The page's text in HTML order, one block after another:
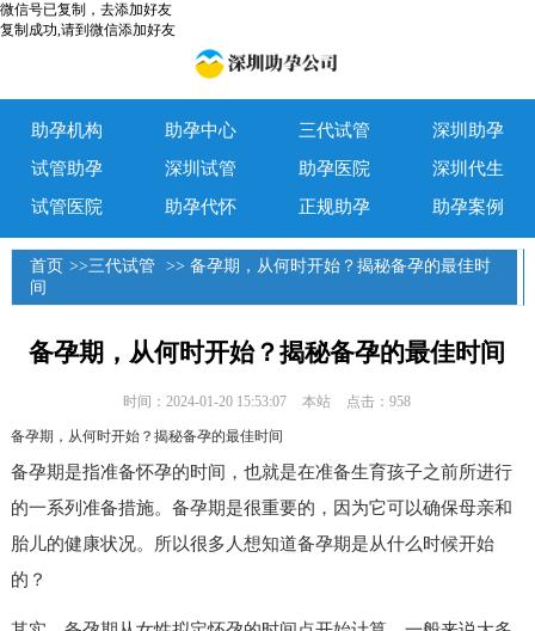
微信号已复制，去添加好友
复制成功,请到微信添加好友
助孕机构 助孕中心 三代试管
深圳助孕
试管助孕
深圳试管 助孕医院
深圳代生
试管医院
助孕代怀 正规助孕 助孕案例
首页 >>三代试管
>> 备孕期，从何时开始？揭秘备孕的最佳时
间
备孕期，从何时开始？揭秘备孕的最佳时间
时间：2024-01-20 15:53:07 本站 点击：958
备孕期，从何时开始？揭秘备孕的最佳时间
备孕期是指准备怀孕的时间，也就是在准备生育孩子之前所进行
的一系列准备措施。备孕期是很重要的，因为它可以确保母亲和
胎儿的健康状况。所以很多人想知道备孕期是从什么时候开始
的？